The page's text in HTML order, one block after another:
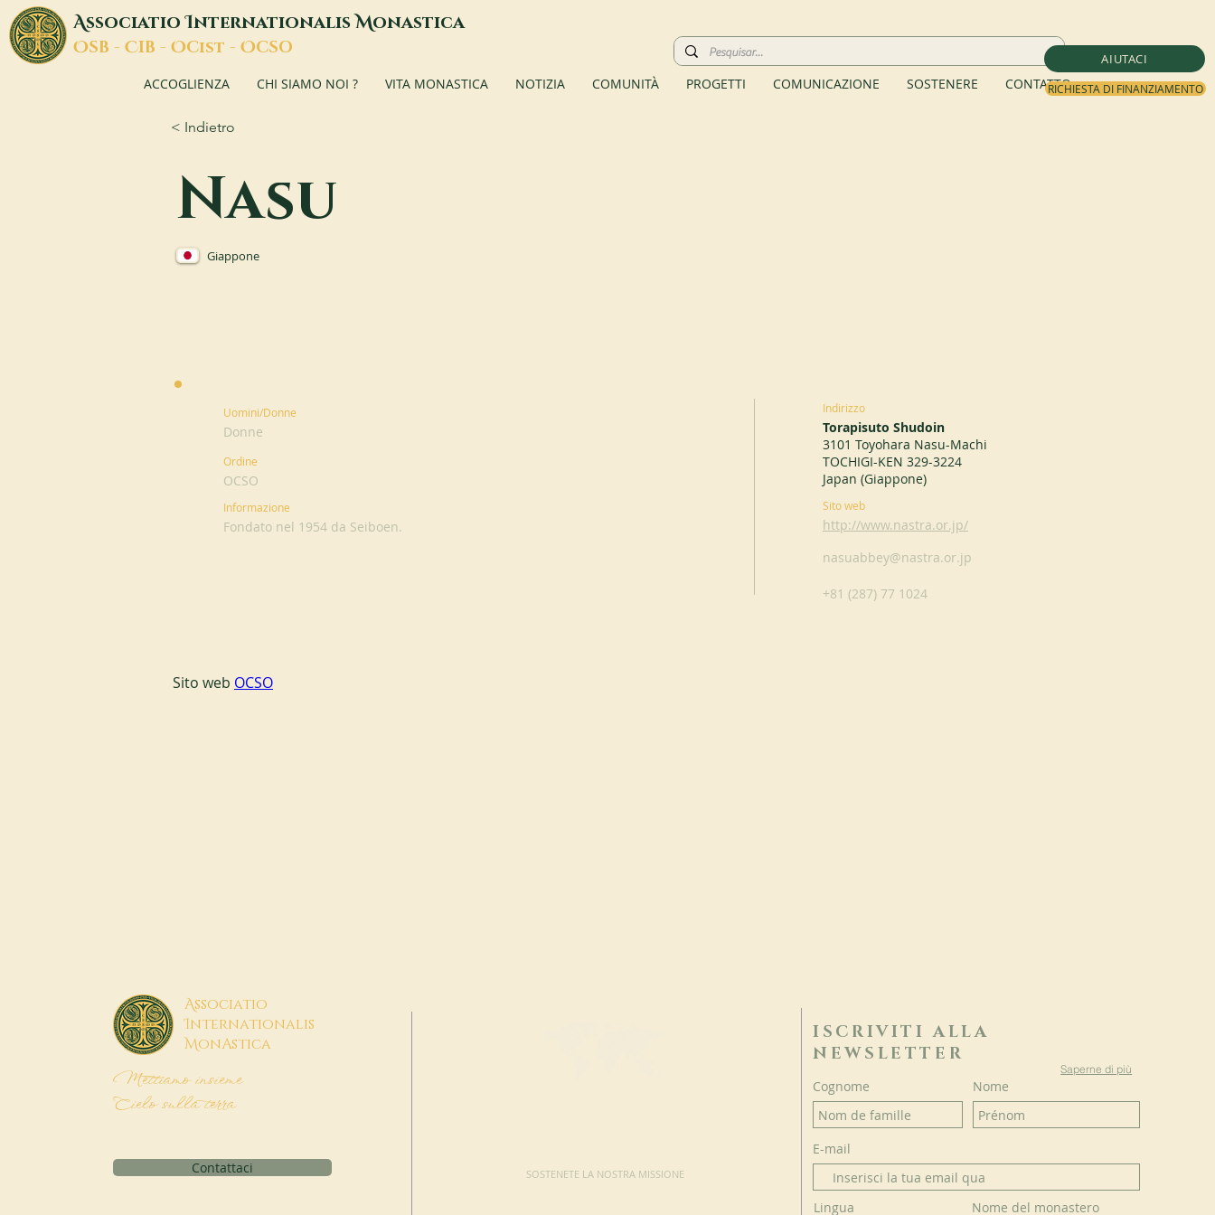
AIUTACI
RICHIESTA DI FINANZIAMENTO
AssociatioInternationalisMonastica
OSB - CIB - OCist - OCSO
ACCOGLIENZA CHI SIAMO NOI ? VITA MONASTICA NOTIZIA COMUNITÀ PROGETTI COMUNICAZIONE SOSTENERE CONTATTO
< Indietro
Nasu
Giappone
Uomini/Donne
Donne
Ordine
OCSO
Informazione
Fondato nel 1954 da Seiboen.
Indirizzo
Torapisuto Shudoin
3101 Toyohara Nasu-Machi
TOCHIGI-KEN 329-3224
Japan (Giappone)
Sito web
http://www.nastra.or.jp/
nasuabbey@nastra.or.jp
+81 (287) 77 1024
Sito web OCSO
Associatio
Internationalis
MonAstica
Mettiamo insieme
Cielo sulla terra
Contattaci SOSTENETE LA NOSTRA MISSIONE
ISCRIVITI ALLA
NEWSLETTER
Saperne di più
Cognome Nome
E-mail
Lingua Nome del monastero